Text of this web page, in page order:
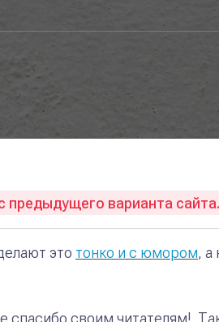
предыдущего варианта
это тонко и с юмором, а
спасибо своим читателям!